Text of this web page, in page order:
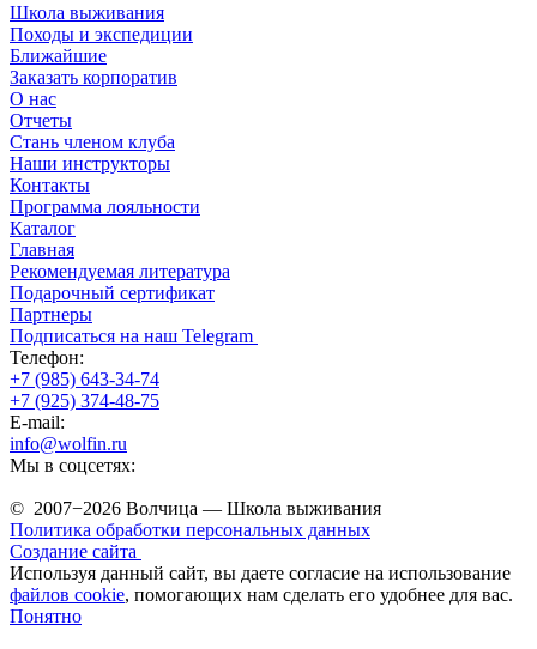
Школа выживания
Походы и экспедиции
Ближайшие
Заказать корпоратив
О нас
Отчеты
Стань членом клуба
Наши инструкторы
Контакты
Программа лояльности
Каталог
Главная
Рекомендуемая литература
Подарочный сертификат
Партнеры
Подписаться на наш Telegram
Телефон:
+7 (985) 643-34-74
+7 (925) 374-48-75
E-mail:
info@wolfin.ru
Мы в соцсетях:
© 2007−2026 Волчица — Школа выживания
Политика обработки персональных данных
Создание сайта
Используя данный сайт, вы даете согласие на использование
файлов cookie, помогающих нам сделать его удобнее для вас.
Понятно